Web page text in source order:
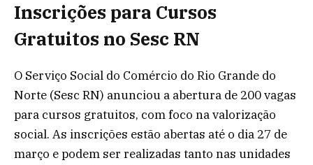
Inscrições para Cursos
Gratuitos no Sesc RN
O Serviço Social do Comércio do Rio Grande do
Norte (Sesc RN) anunciou a abertura de 200 vagas
para cursos gratuitos, com foco na valorização
social. As inscrições estão abertas até o dia 27 de
março e podem ser realizadas tanto nas unidades